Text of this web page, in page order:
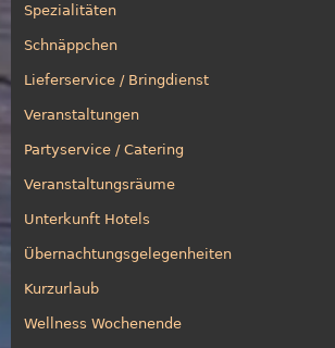
Spezialitäten
Schnäppchen
Lieferservice / Bringdienst
Veranstaltungen
Partyservice / Catering
Veranstaltungsräume
Unterkunft Hotels
Übernachtungsgelegenheiten
Kurzurlaub
Wellness Wochenende